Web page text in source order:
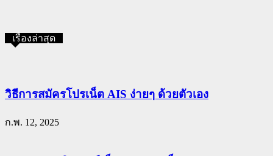
เรื่องล่าสุด
วิธีการสมัครโปรเน็ต AIS ง่ายๆ ด้วยตัวเอง
ก.พ. 12, 2025